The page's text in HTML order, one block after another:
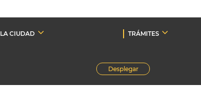
LA CIUDAD TRÁMITES
Desplegar